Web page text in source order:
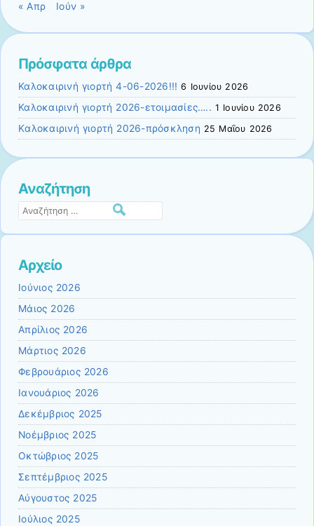
« Απρ Ιούν »
Πρόσφατα άρθρα
Καλοκαιρινή γιορτή 4-06-2026!!! 6 Ιουνίου 2026
Καλοκαιρινή γιορτή 2026-ετοιμασίες….. 1 Ιουνίου 2026
Kαλοκαιρινή γιορτή 2026-πρόσκληση 25 Μαΐου 2026
Αναζήτηση
Αναζήτηση
Αρχείο
Ιούνιος 2026
Μάιος 2026
Απρίλιος 2026
Μάρτιος 2026
Φεβρουάριος 2026
Ιανουάριος 2026
Δεκέμβριος 2025
Νοέμβριος 2025
Οκτώβριος 2025
Σεπτέμβριος 2025
Αύγουστος 2025
Ιούλιος 2025